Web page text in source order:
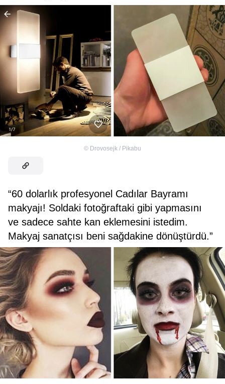
© Drovosejk / Pikabu
“60 dolarlık profesyonel Cadılar Bayramı
makyajı! Soldaki fotoğraftaki gibi yapmasını
ve sadece sahte kan eklemesini istedim.
Makyaj sanatçısı beni sağdakine dönüştürdü.”